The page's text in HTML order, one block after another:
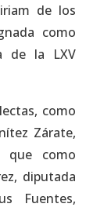
de los
como
de la LXV
como
Zárate,
que como
diputada
Fuentes,